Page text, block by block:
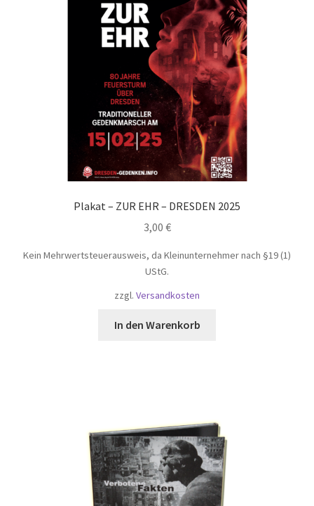
Plakat – ZUR EHR – DRESDEN 2025
3,00 €
Kein Mehrwertsteuerausweis, da Kleinunternehmer nach §19 (1)
UStG.
zzgl. Versandkosten
In den Warenkorb